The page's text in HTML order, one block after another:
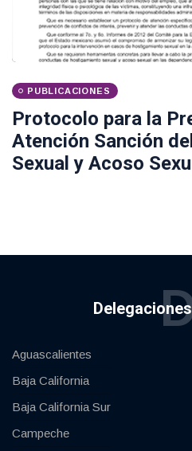
PUBLICACIONES
Protocolo para la
Atención Sanción
Sexual y Acoso
Aguascalientes
Baja California
Baja California Sur
Campeche